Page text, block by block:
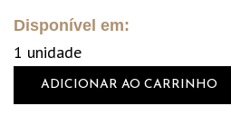
Disponível em:
1 unidade
ADICIONAR AO CARRINHO